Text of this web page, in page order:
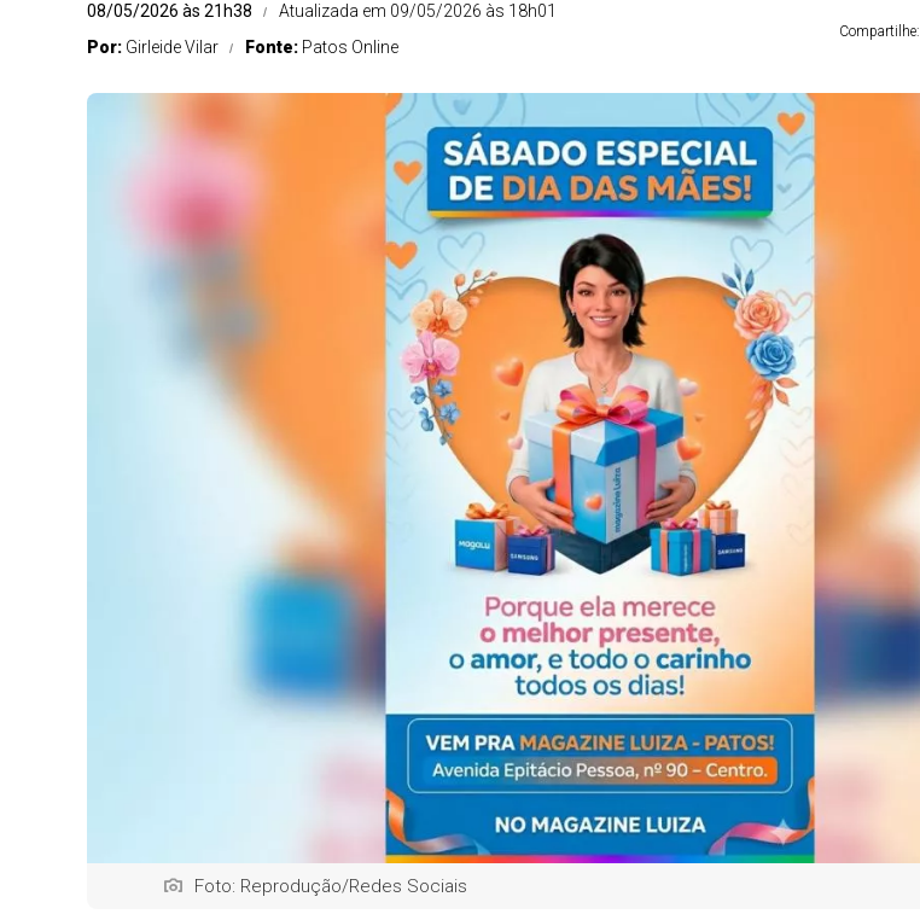
08/05/2026 às 21h38
Atualizada em 09/05/2026 às 18h01
Por: Girleide Vilar Fonte: Patos Online
Compartilhe:
Foto: Reprodução/Redes Sociais